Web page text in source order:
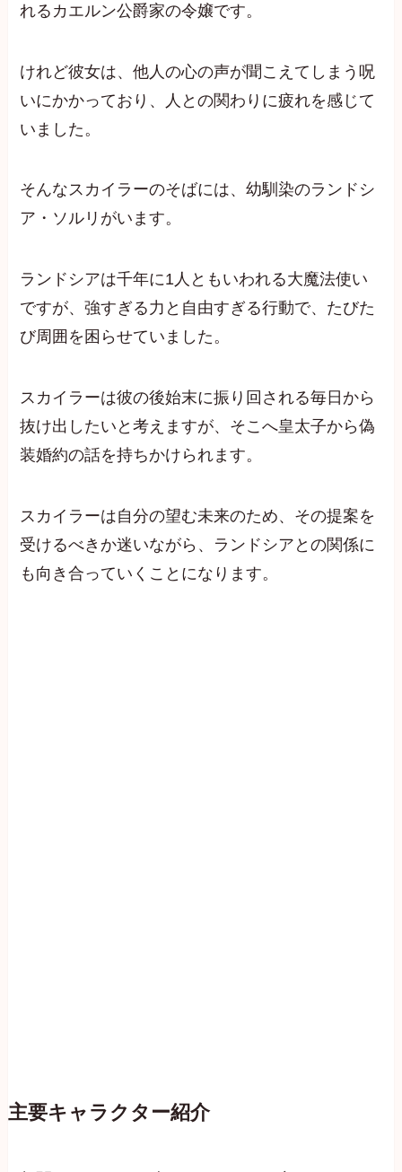
れるカエルン公爵家の令嬢です。
けれど彼女は、他人の心の声が聞こえてしまう呪
いにかかっており、人との関わりに疲れを感じて
いました。
そんなスカイラーのそばには、幼馴染のランドシ
ア・ソルリがいます。
ランドシアは千年に1人ともいわれる大魔法使い
ですが、強すぎる力と自由すぎる行動で、たびた
び周囲を困らせていました。
スカイラーは彼の後始末に振り回される毎日から
抜け出したいと考えますが、そこへ皇太子から偽
装婚約の話を持ちかけられます。
スカイラーは自分の望む未来のため、その提案を
受けるべきか迷いながら、ランドシアとの関係に
も向き合っていくことになります。
主要キャラクター紹介